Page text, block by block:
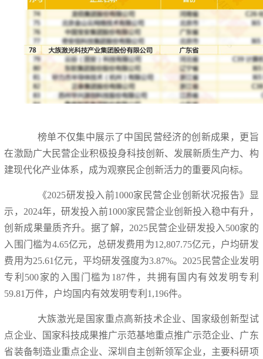
榜单不仅集中展示了中国民营经济的创新成果，更旨
在激励广大民营企业积极投身科技创新、发展新质生产力、构
建现代化产业体系，成为观察民企创新活力的重要风向标。
《2025研发投入前1000家民营企业创新状况报告》显
示，2024年，研发投入前1000家民营企业创新投入稳中有升，
创新成果量质齐升。据了解，2025民营企业研发投入500家的
入围门槛为4.65亿元，总研发费用为12,807.75亿元，户均研发
费用为25.61亿元，平均研发强度为3.87%。2025民营企业发明
专利500家的入围门槛为187件，共拥有国内有效发明专利
59.81万件，户均国内有效发明专利1,196件。
大族激光是国家重点高新技术企业、国家级创新型试
点企业、国家科技成果推广示范基地重点推广示范企业、广东
省装备制造业重点企业、深圳自主创新领军企业，主要科研项